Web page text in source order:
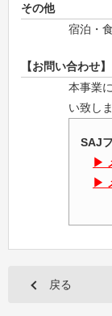
その他
宿泊・
【お問い合わせ】
本事業
い致し
SAJ
戻る